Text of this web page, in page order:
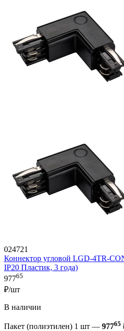
024721
Коннектор угловой LGD-4TR-
IP20 Пластик, 3 года)
97765
₽/шт
В наличии
Пакет (полиэтилен) 1 шт — 97765